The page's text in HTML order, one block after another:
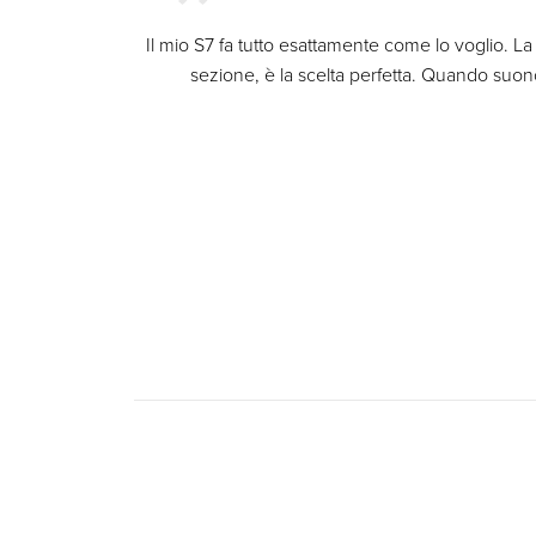
Il mio S7 fa tutto esattamente come lo voglio.
sezione, è la scelta perfetta. Quando